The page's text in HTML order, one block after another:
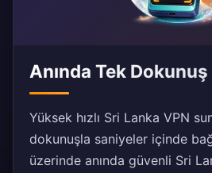
Anında Tek Dokunuş
Yüksek hızlı Sri Lanka VPN
dokunuşla saniyeler içinde
üzerinde anında güvenli Sri